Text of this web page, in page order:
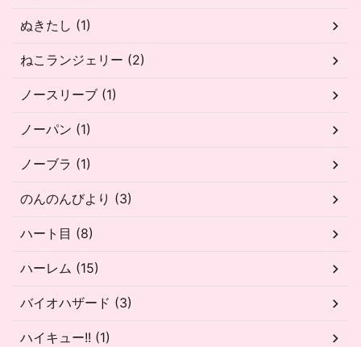
ぬきたし (1)
ねこランジェリー (2)
ノースリーブ (1)
ノーパン (1)
ノーブラ (1)
のんのんびより (3)
ハート目 (8)
ハーレム (15)
バイオハザード (3)
ハイキュー!! (1)